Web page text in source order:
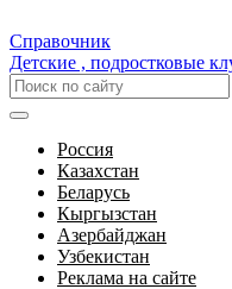
Справочник
Детские , подростковые
Россия
Казахстан
Беларусь
Кыргызстан
Азербайджан
Узбекистан
Реклама на сайте